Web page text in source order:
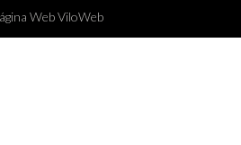
Web ViloWeb